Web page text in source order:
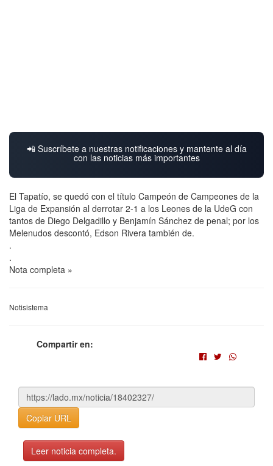
📲 Suscríbete a nuestras notificaciones y mantente al día
con las noticias más importantes
El Tapatío, se quedó con el título Campeón de Campeones de la
Liga de Expansión al derrotar 2-1 a los Leones de la UdeG con
tantos de Diego Delgadillo y Benjamín Sánchez de penal; por los
Melenudos descontó, Edson Rivera también de.
.
.
Nota completa »
Notisistema
Compartir en:
Copiar URL
Leer noticia completa.